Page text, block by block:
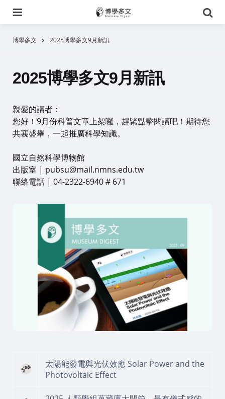
尋
博學多文 2025博學多文9月新訊
2025博學多文9月新訊
親愛的讀者：
您好！9月份科普文章上架囉，趕緊點擊閱讀吧！期待您
共襄盛舉，一起推廣科學知識。
國立自然科學博物館
出版室 | pubsu@mail.nmns.edu.tw
聯絡電話 | 04-2322-6940 # 671
太陽能發電與光伏效應 Solar Power and the
Photovoltaic Effect